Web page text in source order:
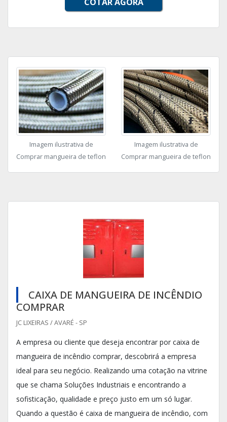
Imagem ilustrativa de
Comprar mangueira de teflon
Imagem ilustrativa de
Comprar mangueira de teflon
CAIXA DE MANGUEIRA DE INCÊNDIO
COMPRAR
JC LIXEIRAS / AVARÉ - SP
A empresa ou cliente que deseja encontrar por caixa de
mangueira de incêndio comprar, descobrirá a empresa
ideal para seu negócio. Realizando uma cotação na vitrine
que se chama Soluções Industriais e encontrando a
sofisticação, qualidade e preço justo em um só lugar.
Quando a questão é caixa de mangueira de incêndio, com